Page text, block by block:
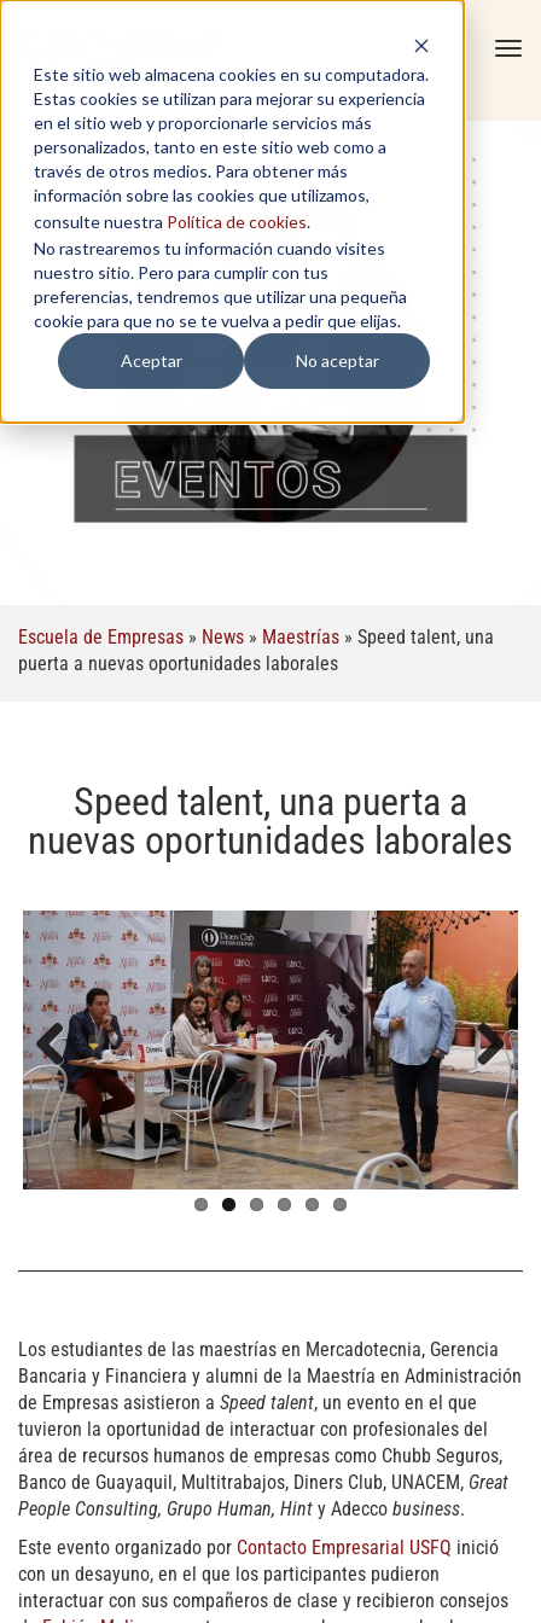
Este sitio web almacena cookies en su computadora.
Estas cookies se utilizan para mejorar su experiencia
en el sitio web y proporcionarle servicios más
personalizados, tanto en este sitio web como a
través de otros medios. Para obtener más
información sobre las cookies que utilizamos,
consulte nuestra Política de cookies.
No rastrearemos tu información cuando visites
nuestro sitio. Pero para cumplir con tus
preferencias, tendremos que utilizar una pequeña
cookie para que no se te vuelva a pedir que elijas.
Aceptar
No aceptar
Escuela de Empresas » News » Maestrías » Speed talent, una
puerta a nuevas oportunidades laborales
Speed talent, una puerta a
nuevas oportunidades laborales
Previous Next
Los estudiantes de las maestrías en Mercadotecnia, Gerencia
Bancaria y Financiera y alumni de la Maestría en Administración
de Empresas asistieron a Speed talent, un evento en el que
tuvieron la oportunidad de interactuar con profesionales del
área de recursos humanos de empresas como Chubb Seguros,
Banco de Guayaquil, Multitrabajos, Diners Club, UNACEM, Great
People Consulting, Grupo Human, Hint y Adecco business.
Este evento organizado por Contacto Empresarial USFQ inició
con un desayuno, en el que los participantes pudieron
interactuar con sus compañeros de clase y recibieron consejos